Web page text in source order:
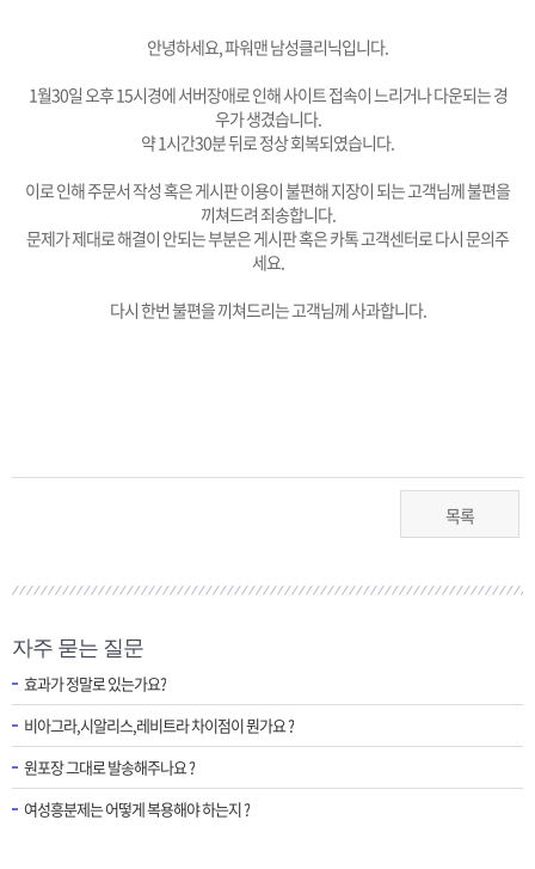
이
지
조
회
안녕하세요, 파워맨 남성클리닉입니다.
1월30일 오후 15시경에 서버장애로 인해 사이트 접속이 느리거나 다운되는 경
우가 생겼습니다.
약 1시간30분 뒤로 정상 회복되였습니다.
이로 인해 주문서 작성 혹은 게시판 이용이 불편해 지장이 되는 고객님께 불편을
끼쳐드려 죄송합니다.
문제가 제대로 해결이 안되는 부분은 게시판 혹은 카톡 고객센터로 다시 문의주
세요.
다시 한번 불편을 끼쳐드리는 고객님께 사과합니다.
목록
자주 묻는 질문
효과가 정말로 있는가요?
비아그라,시알리스,레비트라 차이점이 뭔가요 ?
원포장 그대로 발송해주나요 ?
여성흥분제는 어떻게 복용해야 하는지 ?